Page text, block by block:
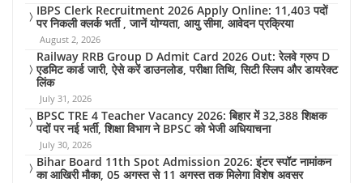
IBPS Clerk Recruitment 2026 Apply Online: 11,403 पदों
पर निकली क्लर्क भर्ती , जानें योग्यता, आयु सीमा, आवेदन प्रक्रिया
August 2, 2026
Railway RRB Group D Admit Card 2026 Out: रेलवे ग्रुप D
एडमिट कार्ड जारी, ऐसे करें डाउनलोड, परीक्षा तिथि, सिटी स्लिप और डायरेक्ट
लिंक
July 31, 2026
BPSC TRE 4 Teacher Vacancy 2026: बिहार में 32,388 शिक्षक
पदों पर नई भर्ती, शिक्षा विभाग ने BPSC को भेजी अधियाचना
July 30, 2026
Bihar Board 11th Spot Admission 2026: इंटर स्पॉट नामांकन
का आखिरी मौका, 05 अगस्त से 11 अगस्त तक मिलेगा विशेष अवसर